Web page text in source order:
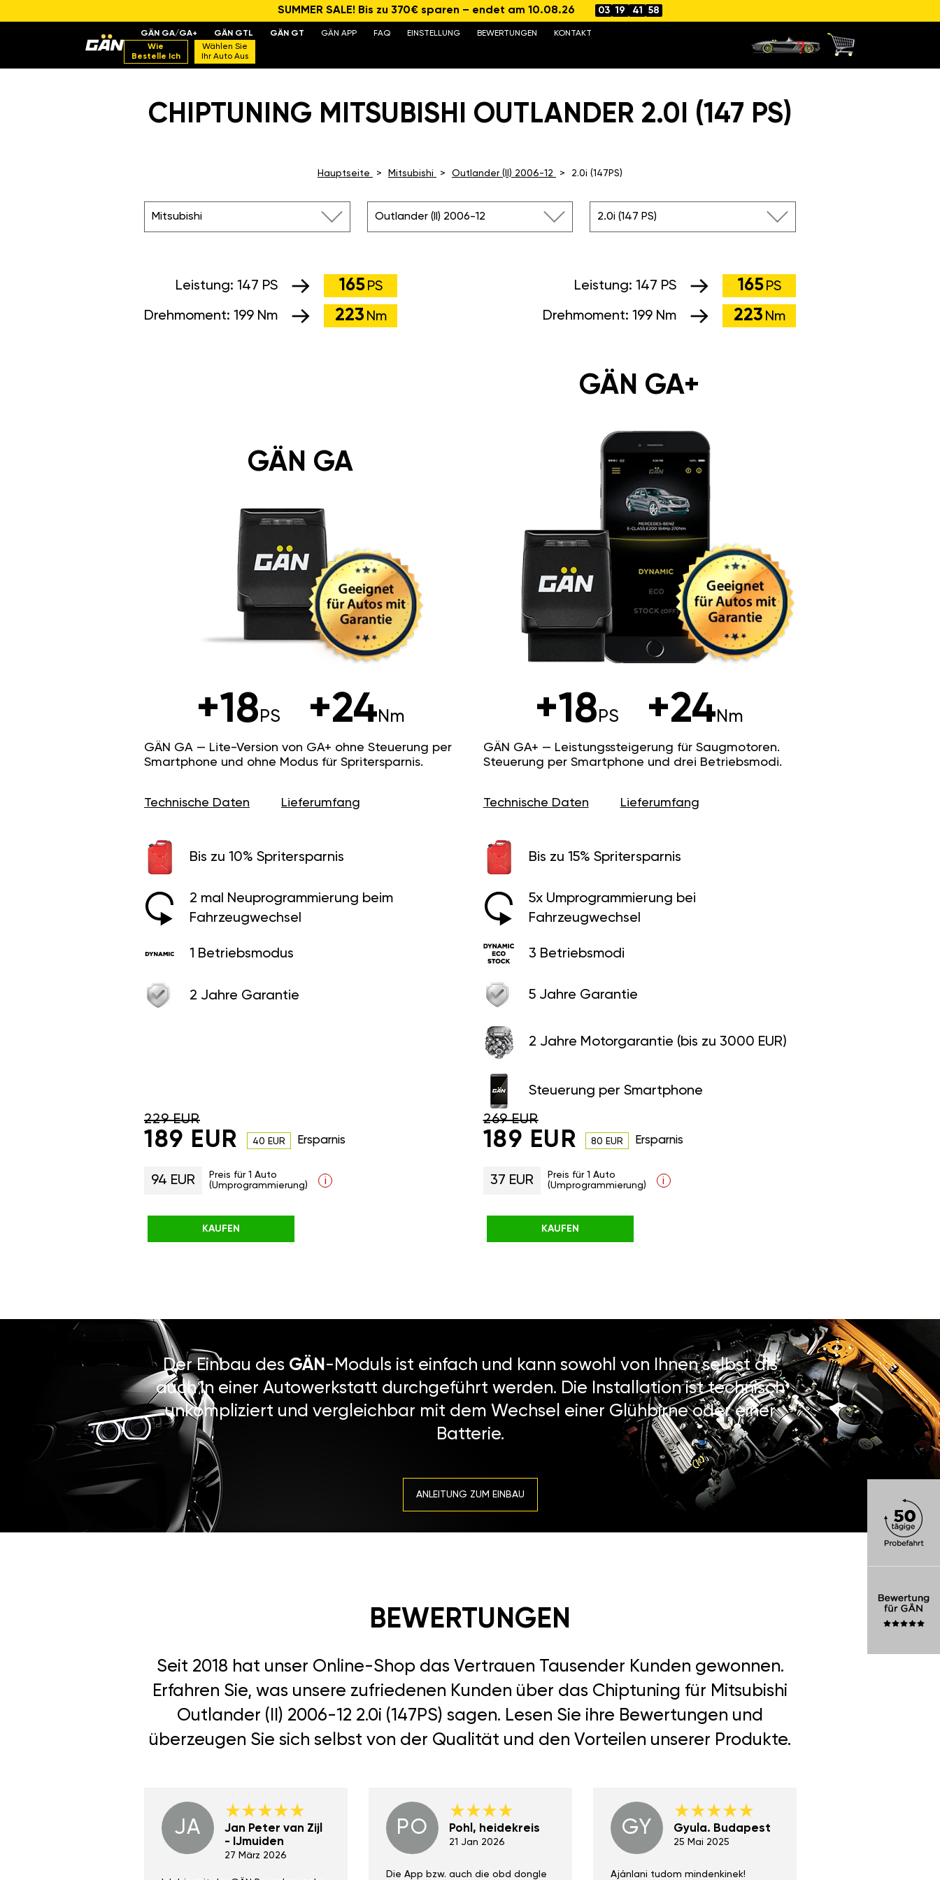
SUMMER SALE! Bis zu 370€ sparen – endet am 10.08.26 03 19 41 58
GÄN GA/GA+ GÄN GTL GÄN GT GÄN APP FAQ EINSTELLUNG BEWERTUNGEN
KONTAKT
Wie
Bestelle Ich
Wählen Sie
Ihr Auto Aus
CHIPTUNING MITSUBISHI OUTLANDER 2.0I (147 PS)
Hauptseite Mitsubishi Outlander (II) 2006-12 2.0i (147PS)
Mitsubishi Outlander (II) 2006-12 2.0i (147 PS)
Leistung: 147 PS 165 PS
Drehmoment: 199 Nm 223 Nm
Leistung: 147 PS 165 PS
Drehmoment: 199 Nm 223 Nm
GÄN GA+
+18PS +24Nm
GÄN GA+ — Leistungssteigerung für Saugmotoren.
Steuerung per Smartphone und drei Betriebsmodi.
Technische Daten Lieferumfang
Bis zu 15% Spritersparnis
5x Umprogrammierung bei
Fahrzeugwechsel
3 Betriebsmodi
5 Jahre Garantie
2 Jahre Motorgarantie (bis zu 3000 EUR)
Steuerung per Smartphone
269 EUR
189 EUR 80 EUR Ersparnis
37 EUR
Preis für 1 Auto
(Umprogrammierung)
i
KAUFEN
GÄN GA
+18PS +24Nm
GÄN GA — Lite-Version von GA+ ohne Steuerung per
Smartphone und ohne Modus für Spritersparnis.
Technische Daten Lieferumfang
Bis zu 10% Spritersparnis
2 mal Neuprogrammierung beim
Fahrzeugwechsel
1 Betriebsmodus
2 Jahre Garantie
229 EUR
189 EUR 40 EUR Ersparnis
94 EUR
Preis für 1 Auto
(Umprogrammierung)
i
KAUFEN
Der Einbau des GÄN-Moduls ist einfach und kann sowohl von Ihnen selbst als
auch in einer Autowerkstatt durchgeführt werden. Die Installation ist technisch
unkompliziert und vergleichbar mit dem Wechsel einer Glühbirne oder einer
Batterie.
ANLEITUNG ZUM EINBAU
BEWERTUNGEN
Seit 2018 hat unser Online-Shop das Vertrauen Tausender Kunden gewonnen.
Erfahren Sie, was unsere zufriedenen Kunden über das Chiptuning für Mitsubishi
Outlander (II) 2006-12 2.0i (147PS) sagen. Lesen Sie ihre Bewertungen und
überzeugen Sie sich selbst von der Qualität und den Vorteilen unserer Produkte.
JA
Jan Peter van Zijl
- IJmuiden
27 März 2026
PO Pohl, heidekreis
21 Jan 2026
Die App bzw. auch die obd dongle
GY Gyula. Budapest
25 Mai 2025
Ajánlani tudom mindenkinek!